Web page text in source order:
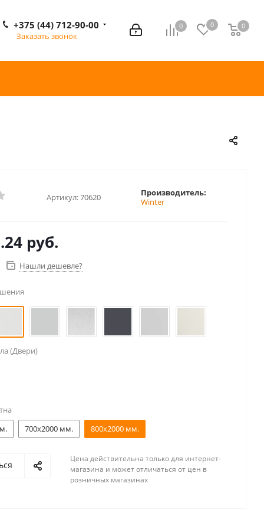
0 0 0
0
+375 (44) 712-90-00
Заказать звонок
Артикул:70620
Производитель:
Winter
руб.
Нашли дешевле?
(Двери)
700x2000 мм. 800x2000 мм.
Цена действительна только для интернет-
магазина и может отличаться от цен в
розничных магазинах